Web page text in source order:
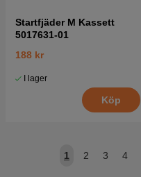
Startfjäder M Kassett
5017631-01
188 kr
I lager
Köp
1 2 3 4